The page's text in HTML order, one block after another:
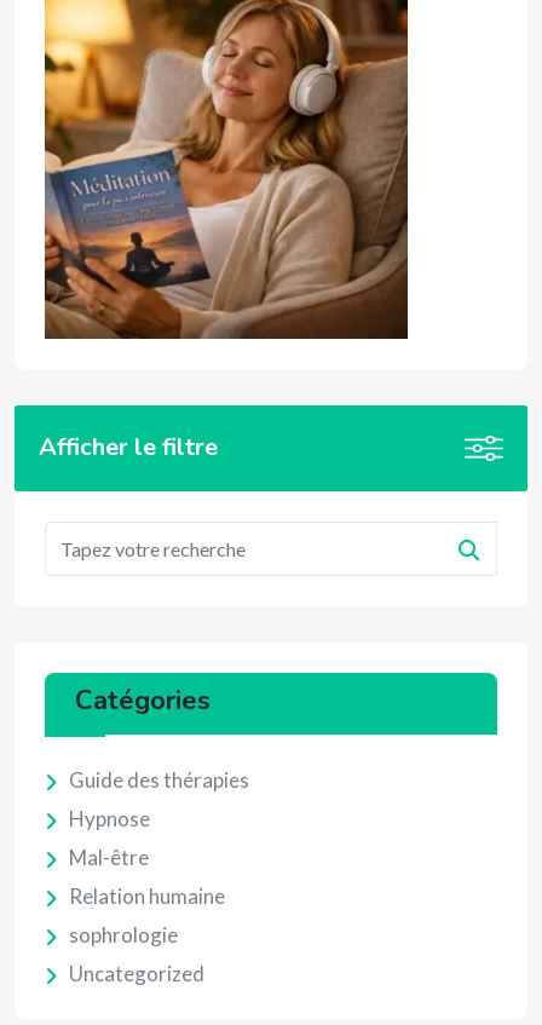
Afficher le filtre
Catégories
Guide des thérapies
Hypnose
Mal-être
Relation humaine
sophrologie
Uncategorized